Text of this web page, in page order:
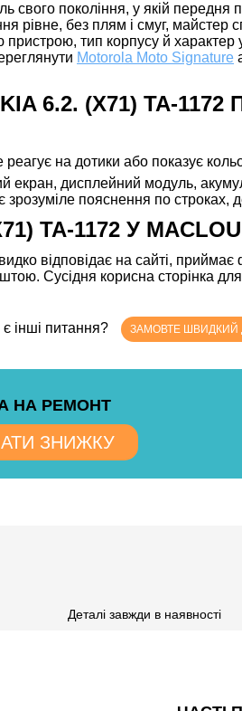
свого покоління, у якій
рівне, без плям і смуг, майстер
тип корпусу й характер
Motorola Moto Signature
6.2. (X71) TA-
на дотики або показує
екран, дисплейний модуль,
зрозуміле пояснення по строках,
TA-1172 У
відповідає на сайті, приймає
Сусідня корисна сторінка
інші питання? ЗАМОВТЕ ШВИДКИЙ
НА РЕМОНТ
ЗНИЖКУ
Деталі завжди в наявності